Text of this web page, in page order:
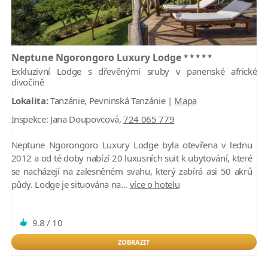
Neptune Ngorongoro Luxury Lodge*****
Exkluzivní Lodge s dřevěnými sruby v panenské africké
divočině
Lokalita:Tanzánie, Pevninská Tanzánie | Mapa
Inspekce: Jana Doupovcová,724 065 779
Neptune Ngorongoro Luxury Lodge byla otevřena v lednu
2012 a od té doby nabízí 20 luxusních suit k ubytování, které
se nacházejí na zalesněném svahu, který zabírá asi 50 akrů
půdy. Lodge je situována na... více o hotelu
9.8 / 10
ZOBRAZIT